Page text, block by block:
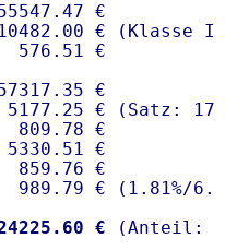
€
€ (Klasse I)
576.51 €
€
5177.25 € (Satz:
809.78 €
€
€
€ ( 1.81%/
€